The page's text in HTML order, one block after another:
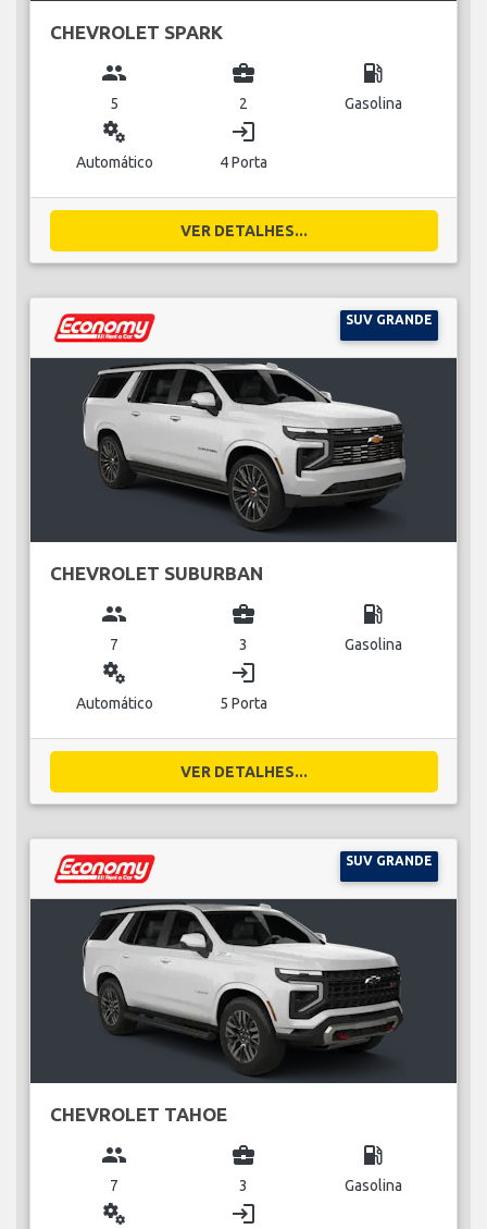
CHEVROLET SPARK
group
5
business_center
2
local_gas_station
Gasolina
miscellaneous_services
Automático
login
4 Porta
VER DETALHES...
SUV GRANDE
CHEVROLET SUBURBAN
group
7
business_center
3
local_gas_station
Gasolina
miscellaneous_services
Automático
login
5 Porta
VER DETALHES...
SUV GRANDE
CHEVROLET TAHOE
group
7
business_center
3
local_gas_station
Gasolina
miscellaneous_services login